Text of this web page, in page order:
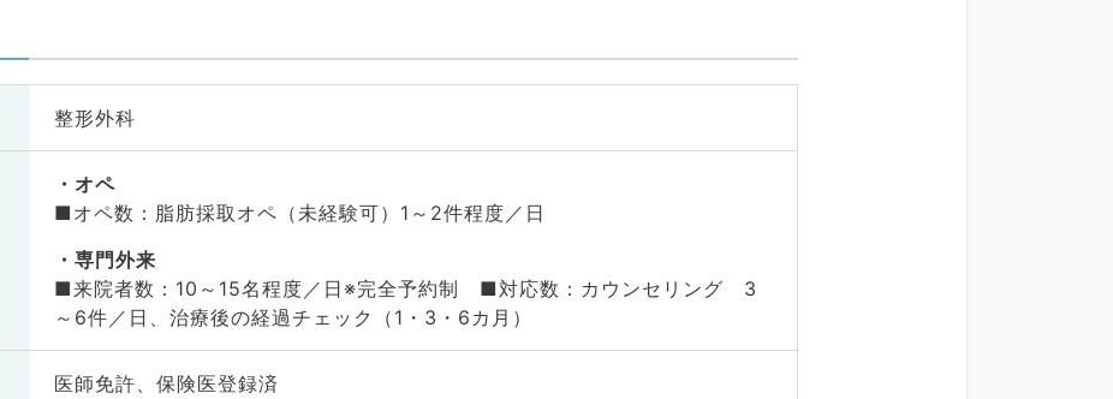
整形外科
オペ
■オペ数：脂肪採取オペ（未経験可）1～2件程度／日
専門外来
■来院者数：10～15名程度／日※完全予約制 ■対応数：カウンセリング 3
～6件／日、治療後の経過チェック（1・3・6カ月）
医師免許、保険医登録済